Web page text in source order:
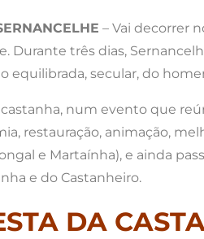
– Vai decorrer
Durante três dias,
equilibrada, secular, do
num evento que
restauração, animação,
e Martaínha), e ainda
e do Castanheiro.
DA